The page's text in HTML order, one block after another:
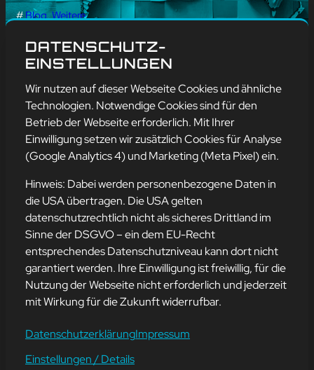
#Blog, Weitere
GOOGLE EARTH
mehr erfahren
Adresse
mission-webstyle oHG
Bürgermeister-Regitz-Straße 40
66539 Neunkirchen
E-Mail:kontakt@mission-webstyle.de
Navigation
Webseitenerstellung
Webseite mieten
Webseiten Betreuung
Über Uns
Kontakt
Leistungen
DATENSCHUTZ-
EINSTELLUNGEN
Wir nutzen auf dieser Webseite Cookies und ähnliche
Technologien. Notwendige Cookies sind für den
Betrieb der Webseite erforderlich. Mit Ihrer
Einwilligung setzen wir zusätzlich Cookies für Analyse
(Google Analytics 4) und Marketing (Meta Pixel) ein.
Hinweis: Dabei werden personenbezogene Daten in
die USA übertragen. Die USA gelten
datenschutzrechtlich nicht als sicheres Drittland im
Sinne der DSGVO – ein dem EU-Recht
entsprechendes Datenschutzniveau kann dort nicht
garantiert werden. Ihre Einwilligung ist freiwillig, für die
Nutzung der Webseite nicht erforderlich und jederzeit
mit Wirkung für die Zukunft widerrufbar.
DatenschutzerklärungImpressum
Einstellungen / Details